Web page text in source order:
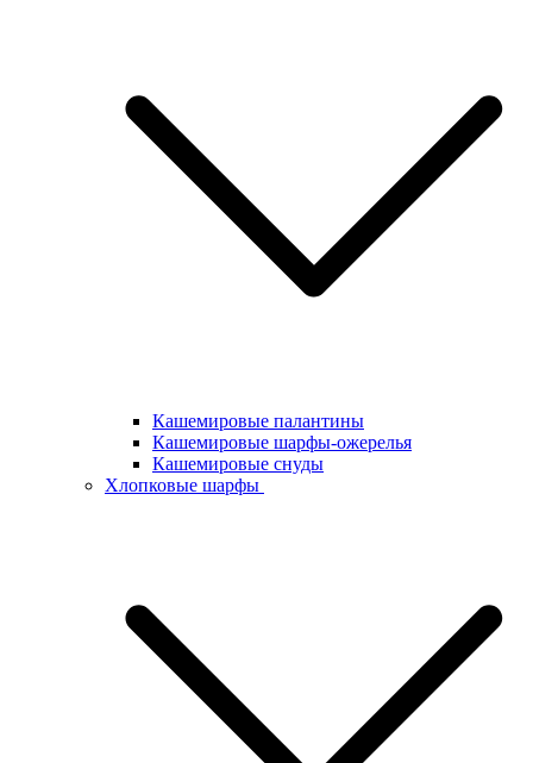
Кашемировые палантины
Кашемировые шарфы-ожерелья
Кашемировые снуды
Хлопковые шарфы